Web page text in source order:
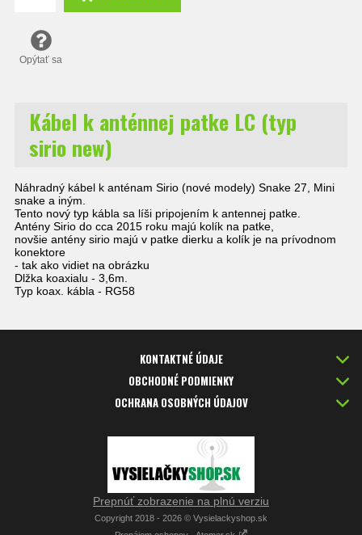
Opýtať sa
Kábel k anténnej patke LC (typ
sirio new)
Náhradný kábel k anténam Sirio (nové modely) Snake 27, Mini
snake a iným.
Tento nový typ kábla sa líši pripojením k antennej patke.
Antény Sirio do cca 2015 roku majú kolík na patke,
novšie antény sirio majú v patke dierku a kolík je na prívodnom
konektore
- tak ako vidiet na obrázku
Dlžka koaxialu - 3,6m.
Typ koax. kábla - RG58
KONTAKTNÉ ÚDAJE
OBCHODNÉ PODMIENKY
OCHRANA OSOBNÝCH ÚDAJOV
Prepnúť zobrazenie na plnú verziu
Copyright 2018 - 2026 © Vysielackyshop.sk